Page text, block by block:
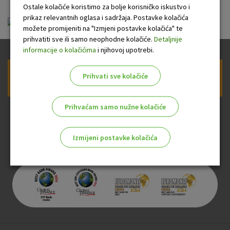
tablica01.pdf
Prijava na newsletter OTP banke
Ostale kolačiće koristimo za bolje korisničko iskustvo i
prikaz relevantnih oglasa i sadržaja. Postavke kolačića
možete promijeniti na "Izmjeni postavke kolačića" te
prihvatiti sve ili samo neophodne kolačiće. Detaljnije
informacije o kolačićima i njihovoj upotrebi.
Prihvati sve kolačiće
Prihvaćam samo nužne kolačiće
Izmijeni postavke kolačića